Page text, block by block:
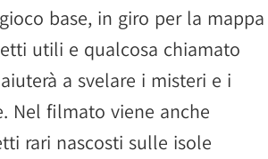
base, in giro per la mappa
utili e qualcosa chiamato
a svelare i misteri e i
Nel filmato viene anche
rari nascosti sulle isole